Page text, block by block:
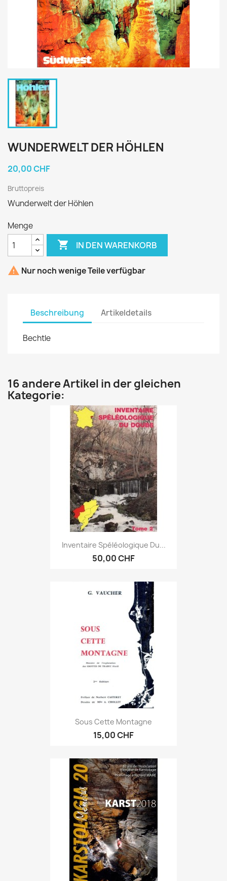
WUNDERWELT DER HÖHLEN
20,00 CHF
Bruttopreis
Wunderwelt der Höhlen
Menge
 IN DEN WARENKORB
 Nur noch wenige Teile verfügbar
Beschreibung Artikeldetails
Bechtle
16 andere Artikel in der gleichen
Kategorie:
Inventaire Spéléologique Du...
50,00 CHF
Sous Cette Montagne
15,00 CHF